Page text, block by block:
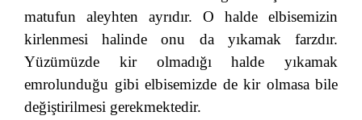
matufun aleyhten ayrıdır. O halde elbisemizin
kirlenmesi halinde onu da yıkamak farzdır.
Yüzümüzde kir olmadığı halde yıkamak
emrolunduğu gibi elbisemizde de kir olmasa bile
değiştirilmesi gerekmektedir.